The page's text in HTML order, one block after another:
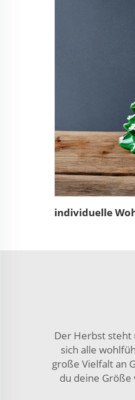
Der Herbst steht
sich alle
große Vielfalt an
du deine Größe